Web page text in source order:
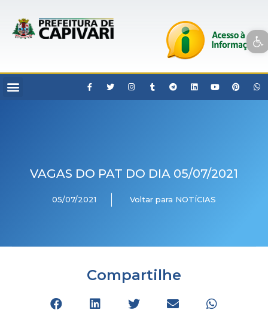
Open toolbar
VAGAS DO PAT DO DIA 05/07/2021
05/07/2021 Voltar para NOTÍCIAS
Compartilhe